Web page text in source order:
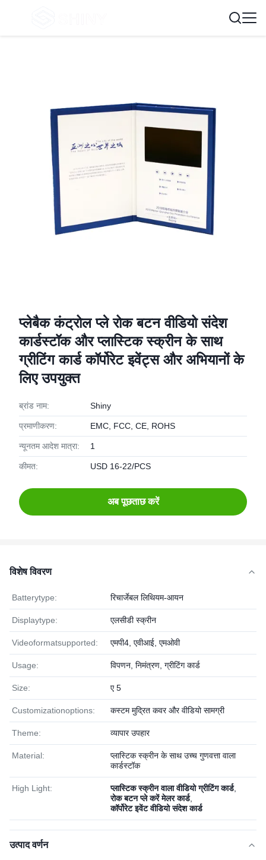
प्लेबैक कंट्रोल प्ले रोक बटन वीडियो संदेश
कार्डस्टॉक और प्लास्टिक स्क्रीन के साथ
ग्रीटिंग कार्ड कॉर्पोरेट इवेंट्स और अभियानों के
लिए उपयुक्त
ब्रांड नाम: Shiny
प्रमाणीकरण: EMC, FCC, CE, ROHS
न्यूनतम आदेश मात्रा: 1
कीमत: USD 16-22/PCS
अब पूछताछ करें
विशेष विवरण
Batterytype: रिचार्जेबल लिथियम-आयन
Displaytype: एलसीडी स्क्रीन
Videoformatsupported: एमपी4, एवीआई, एमओवी
Usage: विपणन, निमंत्रण, ग्रीटिंग कार्ड
Size: ए 5
Customizationoptions: कस्टम मुद्रित कवर और वीडियो सामग्री
Theme: व्यापार उपहार
Material:
प्लास्टिक स्क्रीन के साथ उच्च गुणवत्ता वाला
कार्डस्टॉक
High Light: प्लास्टिक स्क्रीन वाला वीडियो ग्रीटिंग कार्ड,
रोक बटन प्ले करें मेलर कार्ड,
कॉर्पोरेट इवेंट वीडियो संदेश कार्ड
उत्पाद वर्णन